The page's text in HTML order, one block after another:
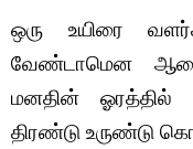
ஒரு உயிரை
வேண்டாமென
மனதின் ஓரத்தில்
திரண்டு உருண்டு